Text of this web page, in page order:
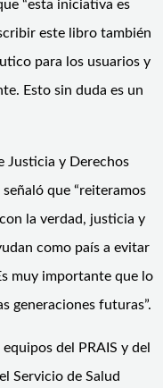
“esta iniciativa es
este libro también
para los usuarios y
Esto sin duda es un
Justicia y Derechos
que “reiteramos
la verdad, justicia y
como país a evitar
muy importante que lo
generaciones futuras”.
del PRAIS y del
Servicio de Salud